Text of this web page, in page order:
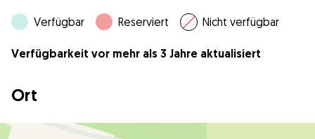
Verfügbar Reserviert Nicht verfügbar
Verfügbarkeit vor mehr als 3 Jahre aktualisiert
Ort